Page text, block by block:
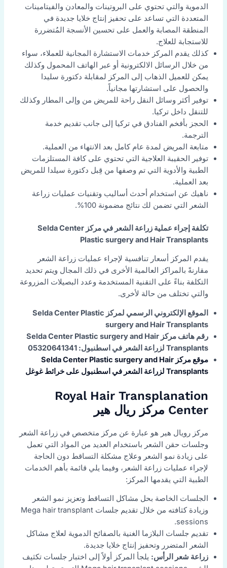
الدموية والتي تحتوي على البروتينات والمعادن والفيتامينات
المتعددة التي تساعد على تحفيز إنتاج خلايا جديدة في
المنطقة المصابة والعمل على تحسين الأنسجة المُتضررة
للاستجابة للعلاج.
كذلك يقدم المركز خدمات الاستشارة المجانية للعملاء، سواء
من خلال الرسائل الالكترونية أو عبر الهاتف المحمول وكذلك
يمكن للعميل الذهاب إلى المركز لمقابلة دكتورة سليدا
والحصول على استشارتها مجانياً.
توفير أكثر وسائل النقل راحة للمريض من وإلى المطار وكذلك
للتنقل داخل تركيا.
الحجز بأفخم الفنادق في تركيا إلى جانب تقديم خدمة
الترجمة.
متابعة المريض لمدة عام كامل بعد الانتهاء من العملية.
توفير الحقيبة العلاجية التي تحتوي على كافة المستلزمات
الطبية والأدوية التي تم وصفها من قِبل دكتورة سيلدا للمريض
بعد العملية.
ناهيك عن استخدام أحدث أساليب وتقنيات عمليات زراعة
الشعر التي تضمن لك نتائج مضمونة 100%.
تكلفة إجراء عملية زراعة الشعر في مركز Selda Center
Plastic surgery and Hair Transplants
يقدم المركز أسعار تنافسية لإجراء عمليات زراعة الشعر
مقارنةً بالمراكز العالمية الأخرى في ذلك المجال ويتم تحديد
التكلفة بناءً على التقنية المستخدمة وعدد البصيلات المزروعة
والتي تختلف من حالة لأخرى.
الموقع الإلكتروني الرسمي لمركز Selda Center Plastic
surgery and Hair Transplants
رقم هاتف مركز Selda Center Plastic surgery and Hair
Transplants لزراعة الشعر في اسطنبول: 05320641341
موقع مركز Selda Center Plastic surgery and Hair
Transplants لزراعة الشعر في اسطنبول على خرائط غوغل
Royal Hair Transplanation
Center مركز ريال هير
مركز رويال هير هو عبارة عن مركز متخصص في زراعة الشعر
وجلسات حقن الشعر باستخدام العديد من المواد التي تعمل
على زيادة نمو الشعر وعلاج مشكلة التساقط دون الحاجة
لإجراء عمليات زراعة الشعر، وفيما يلي قائمة بأهم الخدمات
الطبية التي يقدمها المركز:
الجلسات الخاصة بحل مشاكل التساقط وتعزيز نمو الشعر
وزيادة كثافته من خلال تقديم جلسات Mega hair transplant
sessions.
تقديم جلسات البلازما الغنية بالصفائح الدموية لعلاج مشاكل
الشعر المتضرر وتحفيز إنتاج خلايا جديدة.
زراعة شعر الرأس: يلجأ المركز أولاً إلى اختبار جلسات تكثيف